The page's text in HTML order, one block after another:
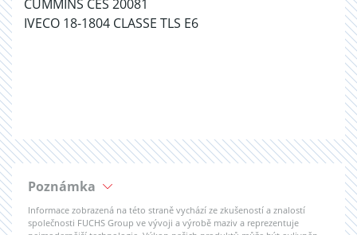
CUMMINS CES 20081
IVECO 18-1804 CLASSE TLS E6
Poznámka
Informace zobrazená na této straně vychází ze zkušeností a znalostí
společnosti FUCHS Group ve vývoji a výrobě maziv a reprezentuje